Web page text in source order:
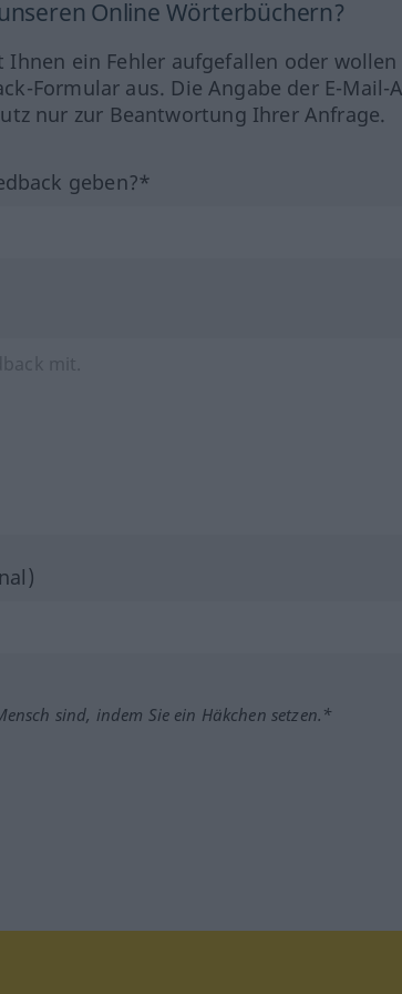
Online Wörterbüchern?
Ihnen ein Fehler aufgefallen oder
Formular aus. Die Angabe der E-
nur zur Beantwortung Ihrer Anfrage.
geben?*
sind, indem Sie ein Häkchen setzen.*